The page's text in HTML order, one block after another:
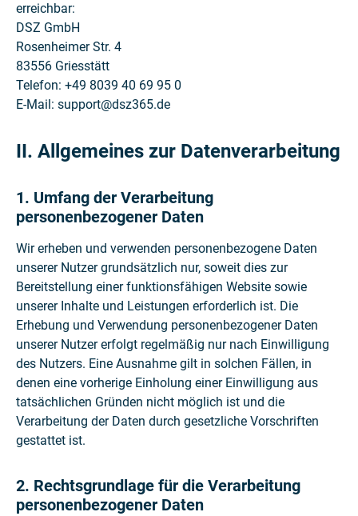
erreichbar:
DSZ GmbH
Rosenheimer Str. 4
83556 Griesstätt
Telefon: +49 8039 40 69 95 0
E-Mail: support@dsz365.de
II. Allgemeines zur Datenverarbeitung
1. Umfang der Verarbeitung
personenbezogener Daten
Wir erheben und verwenden personenbezogene Daten
unserer Nutzer grundsätzlich nur, soweit dies zur
Bereitstellung einer funktionsfähigen Website sowie
unserer Inhalte und Leistungen erforderlich ist. Die
Erhebung und Verwendung personenbezogener Daten
unserer Nutzer erfolgt regelmäßig nur nach Einwilligung
des Nutzers. Eine Ausnahme gilt in solchen Fällen, in
denen eine vorherige Einholung einer Einwilligung aus
tatsächlichen Gründen nicht möglich ist und die
Verarbeitung der Daten durch gesetzliche Vorschriften
gestattet ist.
2. Rechtsgrundlage für die Verarbeitung
personenbezogener Daten